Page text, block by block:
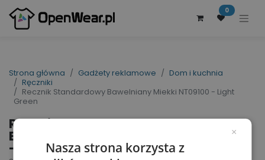
0
Strona główna Gadżety reklamowe
Dom i kuchnia
Ręczniki
Recznik Standardowy Bawelniany Miekki NT09100 - Light
Green
Recznik Standardowy
Bawelniany Miekki NT09100
- Light Green
×
Nasza strona korzysta z